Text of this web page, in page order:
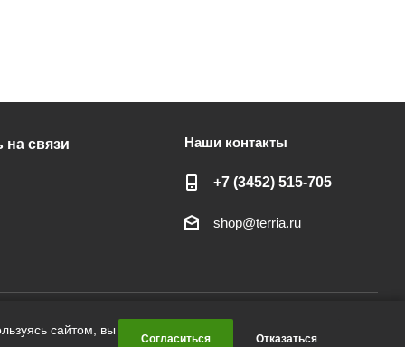
сайтом, вы
Согласиться Отказаться
на связи Наши контакты
+7 (3452) 515-705
shop@terria.ru